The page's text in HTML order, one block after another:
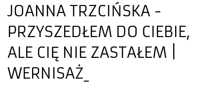
JOANNA TRZCIŃSKA -
PRZYSZEDŁEM DO CIEBIE,
ALE CIĘ NIE ZASTAŁEM |
WERNISAŻ